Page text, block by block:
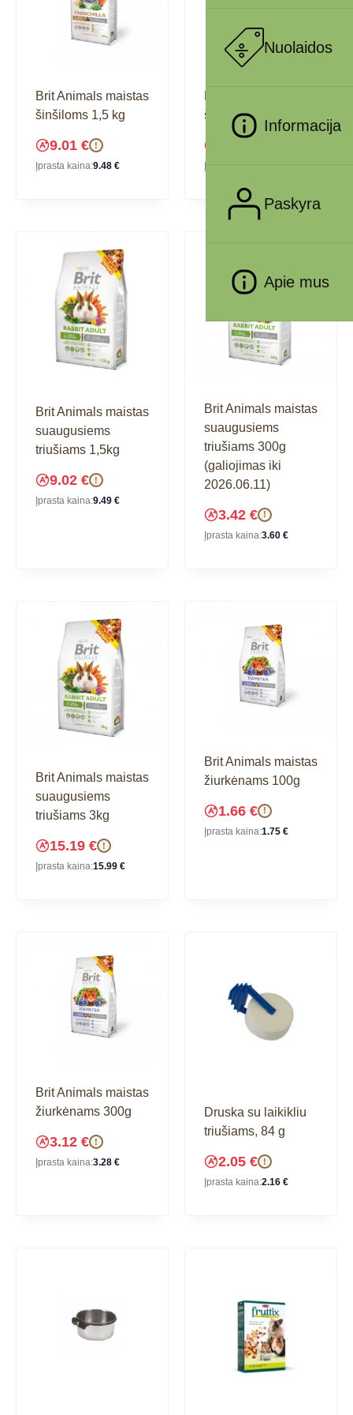
Nuolaidos
Informacija
Paskyra
Apie mus
Brit Animals maistas
šinšiloms 1,5 kg
9.01 € !
Įprasta kaina:9.48 €
šinšiloms 300g
Brit Animals maistas
suaugusiems
triušiams 1,5kg
9.02 € !
Įprasta kaina:9.49 €
Brit Animals maistas
suaugusiems
triušiams 300g
(galiojimas iki
2026.06.11)
3.42 € !
Įprasta kaina:3.60 €
Brit Animals maistas
suaugusiems
triušiams 3kg
15.19 € !
Įprasta kaina:15.99 €
Brit Animals maistas
žiurkėnams 100g
1.66 € !
Įprasta kaina:1.75 €
Brit Animals maistas
žiurkėnams 300g
3.12 € !
Įprasta kaina:3.28 €
Druska su laikikliu
triušiams, 84 g
2.05 € !
Įprasta kaina:2.16 €